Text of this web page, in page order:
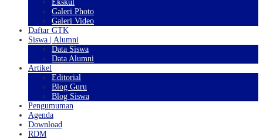
Ekskul
Galeri Photo
Galeri Video
Daftar GTK
Siswa | Alumni
Data Siswa
Data Alumni
Artikel
Editorial
Blog Guru
Blog Siswa
Pengumuman
Agenda
Download
RDM